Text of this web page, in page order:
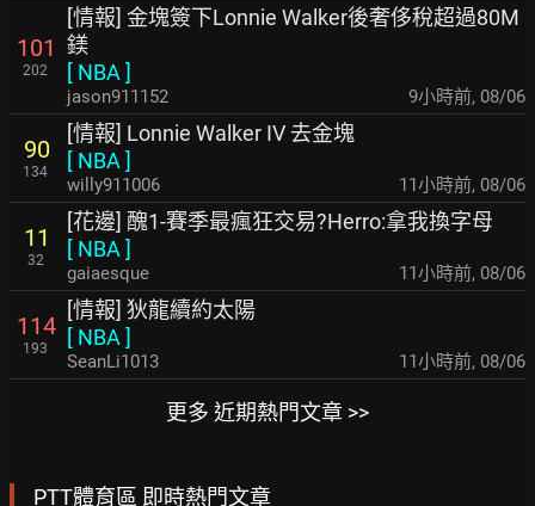
101
202
[情報] 金塊簽下Lonnie Walker後奢侈稅超過80M
鎂
[ NBA ]
jason911152 9小時前, 08/06
90
134
[情報] Lonnie Walker IV 去金塊
[ NBA ]
willy911006 11小時前, 08/06
11
32
[花邊] 醜1-賽季最瘋狂交易?Herro:拿我換字母
[ NBA ]
gaiaesque 11小時前, 08/06
114
193
[情報] 狄龍續約太陽
[ NBA ]
SeanLi1013 11小時前, 08/06
更多 近期熱門文章 >>
PTT體育區 即時熱門文章